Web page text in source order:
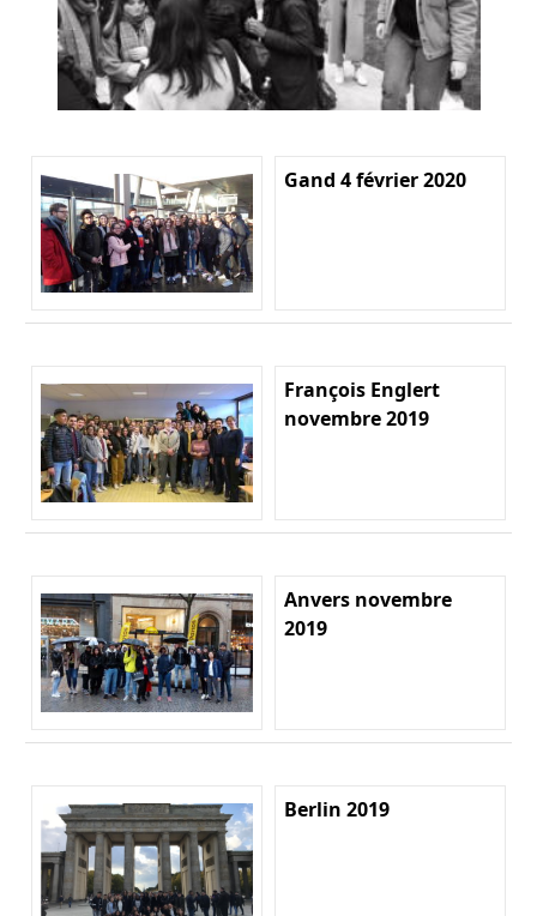
Gand 4 février 2020
François Englert
novembre 2019
Anvers novembre
2019
Berlin 2019